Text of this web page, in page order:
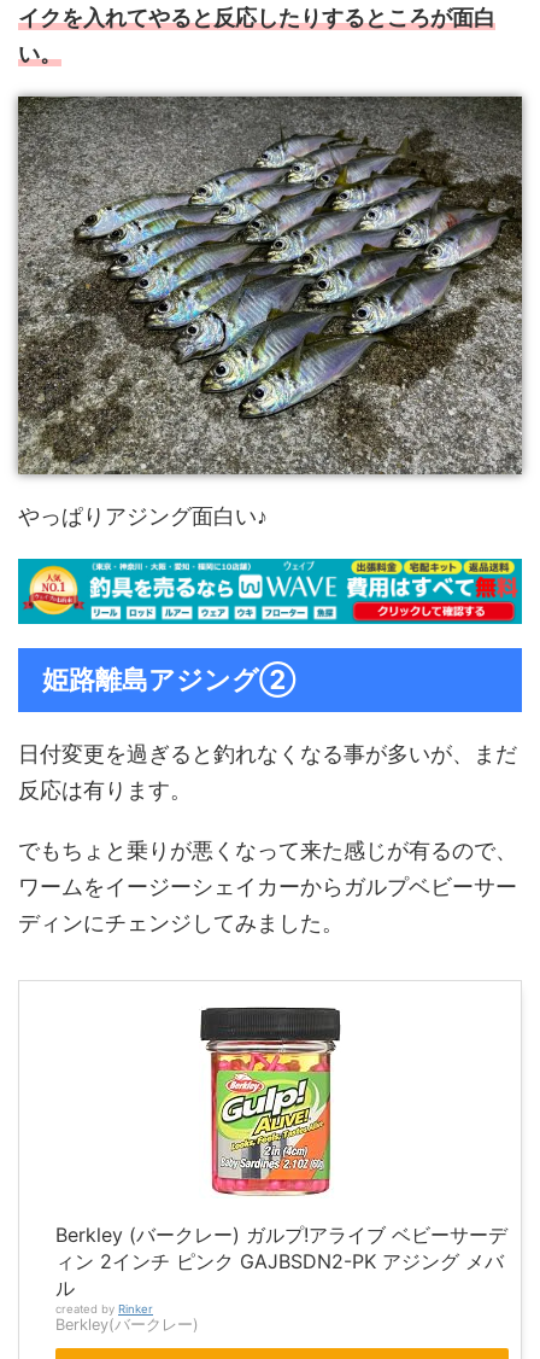
イクを入れてやると反応したりするところが面白
い。
やっぱりアジング面白い♪
姫路離島アジング②
日付変更を過ぎると釣れなくなる事が多いが、まだ
反応は有ります。
でもちょと乗りが悪くなって来た感じが有るので、
ワームをイージーシェイカーからガルプベビーサー
ディンにチェンジしてみました。
Berkley (バークレー) ガルプ!アライブ ベビーサーデ
ィン 2インチ ピンク GAJBSDN2-PK アジング メバ
ル
created by Rinker
Berkley(バークレー)